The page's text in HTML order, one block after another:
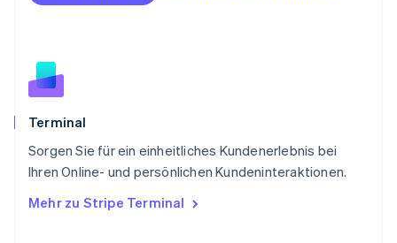
Terminal
Sorgen Sie für ein einheitliches Kundenerlebnis bei
Ihren Online- und persönlichen Kundeninteraktionen.
Mehr zu Stripe Terminal
Portugal
English
Schweden
Svenska
Schweiz
Singapur
English简体中文
English